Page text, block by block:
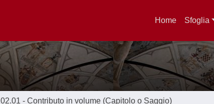
Home Sfoglia
02.01 - Contributo in volume (Capitolo o Saggio)